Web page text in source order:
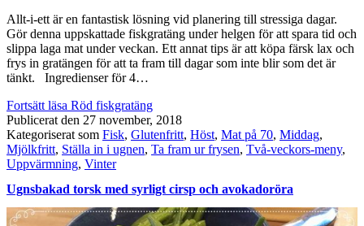
Allt-i-ett är en fantastisk lösning vid planering till stressiga dagar.
Gör denna uppskattade fiskgratäng under helgen för att spara tid och
slippa laga mat under veckan. Ett annat tips är att köpa färsk lax och
frys in gratängen för att ta fram till dagar som inte blir som det är
tänkt. Ingredienser för 4…
Fortsätt läsa Röd fiskgratäng
Publicerat den 27 november, 2018
Kategoriserat som Fisk, Glutenfritt, Höst, Mat på 70, Middag,
Mjölkfritt, Ställa in i ugnen, Ta fram ur frysen, Två-veckors-meny,
Uppvärmning, Vinter
Ugnsbakad torsk med syrligt cirsp och avokadoröra